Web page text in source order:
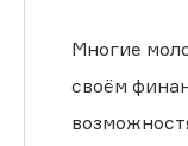
Многие
своём